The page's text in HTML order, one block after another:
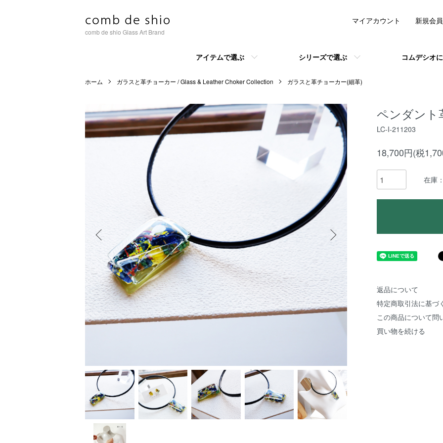
comb de shio Glass Art Brand
アイテムで選ぶ シリーズで選ぶ コムデシオ
マイアカウント 新規会
ホーム ガラスと革チョーカー / Glass & Leather Choker Collection ガラスと革チョーカー(細革)
ペンダント
LC-I-211203
18,700円(税
在庫
返品について
特定商取引法に基づ
この商品について問
買い物を続ける